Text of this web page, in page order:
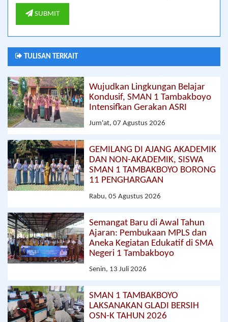
SUBMIT
TULISAN TERKAIT
Wujudkan Lingkungan Belajar
Kondusif, SMAN 1 Tambakboyo
Intensifkan Gerakan ASRI
Jum'at, 07 Agustus 2026
GEMILANG DI AJANG AKADEMIK
DAN NON-AKADEMIK, SISWA
SMAN 1 TAMBAKBOYO BORONG
11 PENGHARGAAN
Rabu, 05 Agustus 2026
Semangat Baru di Awal Tahun
Ajaran: Pembukaan MPLS dan
Aneka Kegiatan Edukatif di SMA
Negeri 1 Tambakboyo
Senin, 13 Juli 2026
SMAN 1 TAMBAKBOYO
LAKSANAKAN GLADI BERSIH
OSN-K TAHUN 2026